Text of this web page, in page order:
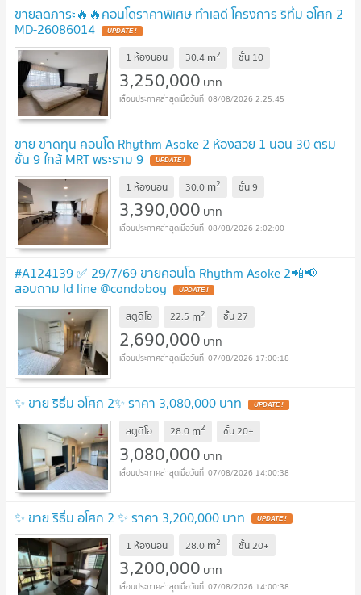
ขายลดภาระ🔥🔥คอนโดราคาพิเศษ ทำเลดี โครงการ ริทึ่ม อโศก 2
MD-26086014 UPDATE !
1 ห้องนอน 30.4 m2 ชั้น 10
3,250,000 บาท
08/08/2026 2:25:45
ขาย ขาดทุน คอนโด Rhythm Asoke 2 ห้องสวย 1 นอน 30 ตรม
ชั้น 9 ใกล้ MRT พระราม 9 UPDATE !
1 ห้องนอน 30.0 m2 ชั้น9
3,390,000 บาท
08/08/2026 2:02:00
#A124139 ✅ 29/7/69 ขายคอนโด Rhythm Asoke 2📲📢
สอบถาม ld line @condoboy UPDATE !
สตูดิโอ 22.5 m2 ชั้น27
2,690,000 บาท
07/08/2026 17:00:18
✨ ขาย ริธึ่ม อโศก 2✨ ราคา 3,080,000 บาท UPDATE !
สตูดิโอ 28.0 m2 ชั้น20+
3,080,000 บาท
07/08/2026 14:00:38
✨ ขาย ริธึ่ม อโศก 2 ✨ ราคา 3,200,000 บาท UPDATE !
1 ห้องนอน 28.0 m2 ชั้น20+
3,200,000 บาท
07/08/2026 14:00:38